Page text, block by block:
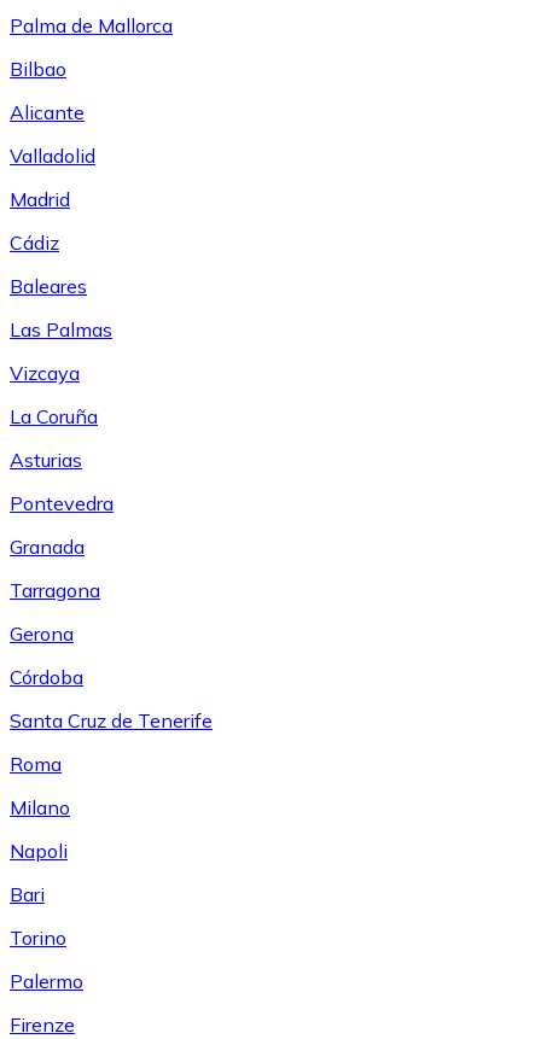
Palma de Mallorca
Bilbao
Alicante
Valladolid
Madrid
Cádiz
Baleares
Las Palmas
Vizcaya
La Coruña
Asturias
Pontevedra
Granada
Tarragona
Gerona
Córdoba
Santa Cruz de Tenerife
Roma
Milano
Napoli
Bari
Torino
Palermo
Firenze